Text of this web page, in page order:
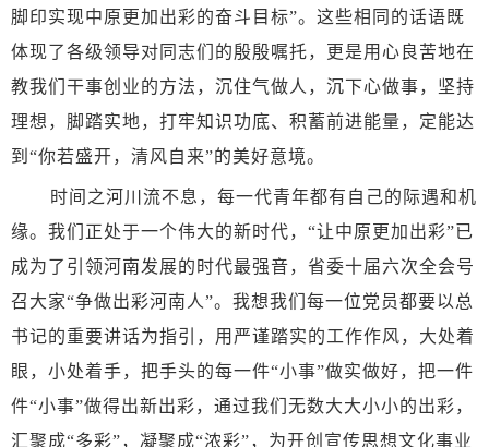
脚印实现中原更加出彩的奋斗目标”。这些相同的话语既
体现了各级领导对同志们的殷殷嘱托，更是用心良苦地在
教我们干事创业的方法，沉住气做人，沉下心做事，坚持
理想，脚踏实地，打牢知识功底、积蓄前进能量，定能达
到“你若盛开，清风自来”的美好意境。
时间之河川流不息，每一代青年都有自己的际遇和机
缘。我们正处于一个伟大的新时代， “让中原更加出彩”已
成为了引领河南发展的时代最强音，省委十届六次全会号
召大家“争做出彩河南人”。我想我们每一位党员都要以总
书记的重要讲话为指引，用严谨踏实的工作作风，大处着
眼，小处着手，把手头的每一件“小事”做实做好，把一件
件“小事”做得出新出彩，通过我们无数大大小小的出彩，
汇聚成“多彩”，凝聚成“浓彩”，为开创宣传思想文化事业